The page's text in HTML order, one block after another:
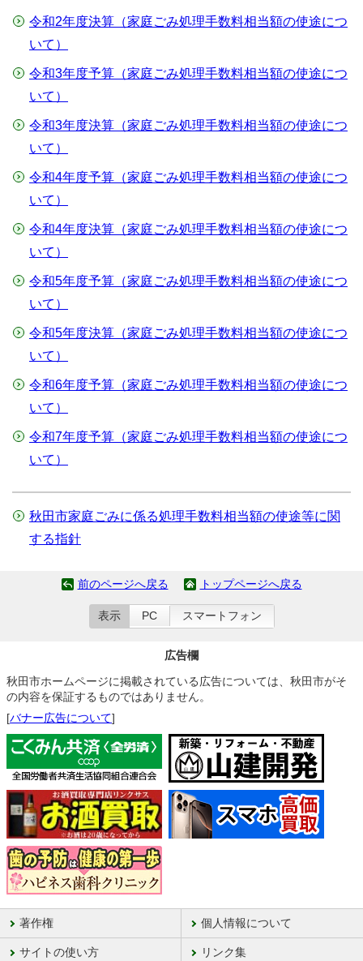
令和2年度決算（家庭ごみ処理手数料相当額の使途につ
いて）
令和3年度予算（家庭ごみ処理手数料相当額の使途につ
いて）
令和3年度決算（家庭ごみ処理手数料相当額の使途につ
いて）
令和4年度予算（家庭ごみ処理手数料相当額の使途につ
いて）
令和4年度決算（家庭ごみ処理手数料相当額の使途につ
いて）
令和5年度予算（家庭ごみ処理手数料相当額の使途につ
いて）
令和5年度決算（家庭ごみ処理手数料相当額の使途につ
いて）
令和6年度予算（家庭ごみ処理手数料相当額の使途につ
いて）
令和7年度予算（家庭ごみ処理手数料相当額の使途につ
いて）
秋田市家庭ごみに係る処理手数料相当額の使途等に関
する指針
前のページへ戻る トップページへ戻る
表示 PC スマートフォン
広告欄
秋田市ホームページに掲載されている広告については、秋田市がそ
の内容を保証するものではありません。
[バナー広告について]
著作権 個人情報について
サイトの使い方 リンク集